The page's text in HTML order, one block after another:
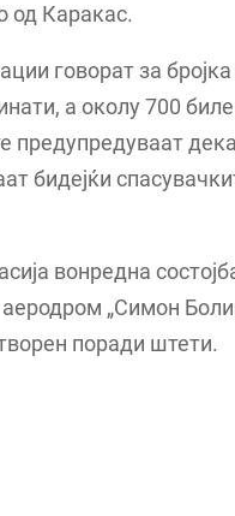
од Каракас.
говорат за
а околу 700
предупредуваат
бидејќи
вонредна
„Симон
поради штети.